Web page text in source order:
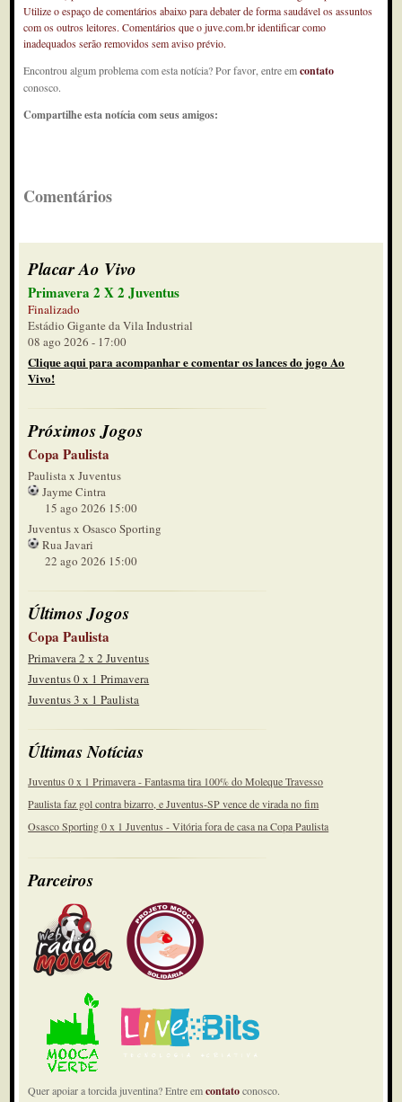
Utilize o espaço de comentários abaixo para debater de forma saudável os assuntos
com os outros leitores. Comentários que o juve.com.br identificar como
inadequados serão removidos sem aviso prévio.
Encontrou algum problema com esta notícia? Por favor, entre emcontato
conosco.
Compartilhe esta notícia com seus amigos:
Comentários
Placar Ao Vivo
Primavera 2 X 2 Juventus
Finalizado
Estádio Gigante da Vila Industrial
08 ago 2026 - 17:00
Clique aqui para acompanhar e comentar os lances do jogo Ao
Vivo!
Próximos Jogos
Copa Paulista
Paulista x Juventus
Jayme Cintra
15 ago 2026 15:00
Juventus x Osasco Sporting
Rua Javari
22 ago 2026 15:00
Últimos Jogos
Copa Paulista
Primavera 2 x 2 Juventus
Juventus 0 x 1 Primavera
Juventus 3 x 1 Paulista
Últimas Notícias
Juventus 0 x 1 Primavera - Fantasma tira 100% do Moleque Travesso
Paulista faz gol contra bizarro, e Juventus-SP vence de virada no fim
Osasco Sporting 0 x 1 Juventus - Vitória fora de casa na Copa Paulista
Parceiros
Quer apoiar a torcida juventina? Entre emcontatoconosco.